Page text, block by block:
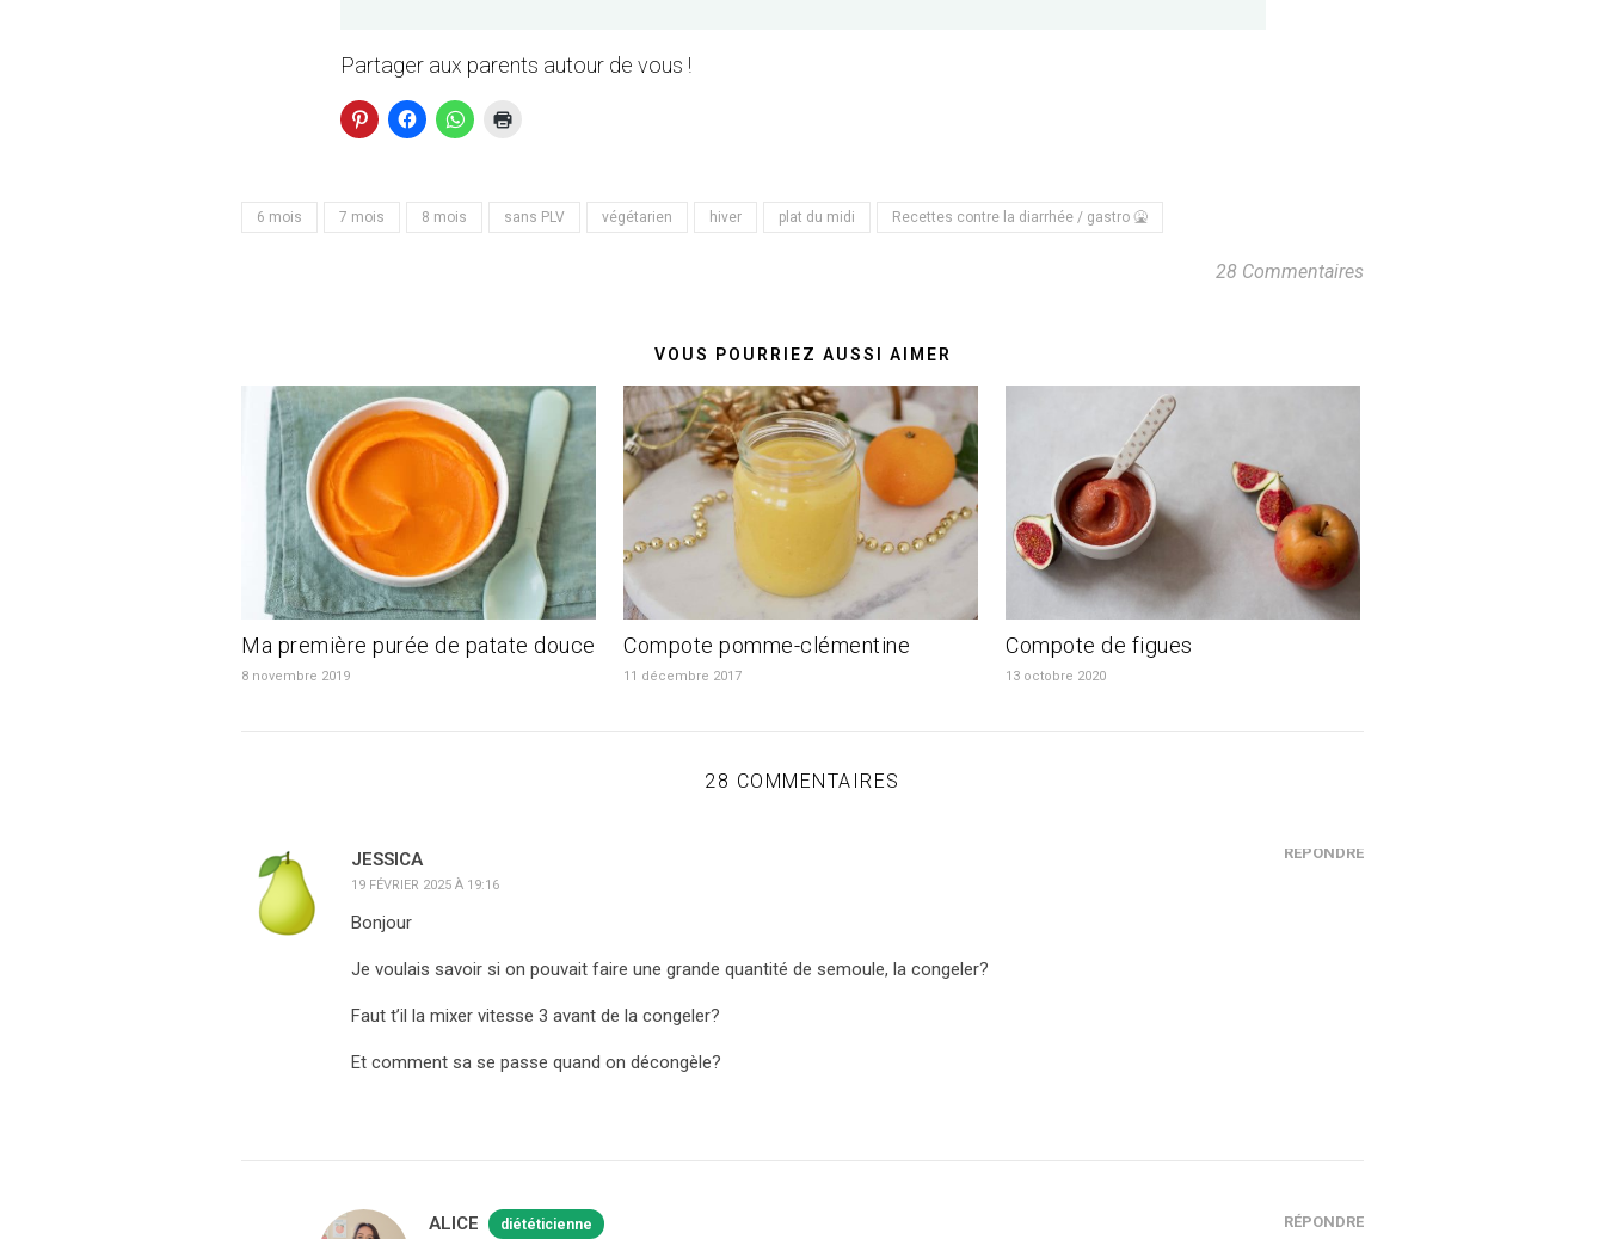
Partager aux parents autour de vous !
6 mois 7 mois 8 mois sans PLV végétarien hiver plat du midi Recettes contre la diarrhée / gastro 🤮
28 Commentaires
VOUS POURRIEZ AUSSI AIMER
Ma première purée de patate douce
8 novembre 2019
Compote pomme-clémentine
11 décembre 2017
Compote de figues
13 octobre 2020
28 COMMENTAIRES
JESSICA
19 FÉVRIER 2025 À 19:16
RÉPONDRE
Bonjour
Je voulais savoir si on pouvait faire une grande quantité de semoule, la congeler?
Faut t’il la mixer vitesse 3 avant de la congeler?
Et comment sa se passe quand on décongèle?
ALICE diététicienne RÉPONDRE